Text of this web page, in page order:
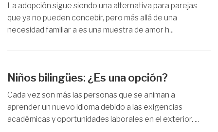
La adopción sigue siendo una alternativa para parejas
que ya no pueden concebir, pero más allá de una
necesidad familiar a es una muestra de amor h...
Niños bilingües: ¿Es una opción?
Cada vez son más las personas que se animan a
aprender un nuevo idioma debido a las exigencias
académicas y oportunidades laborales en el exterior. ...